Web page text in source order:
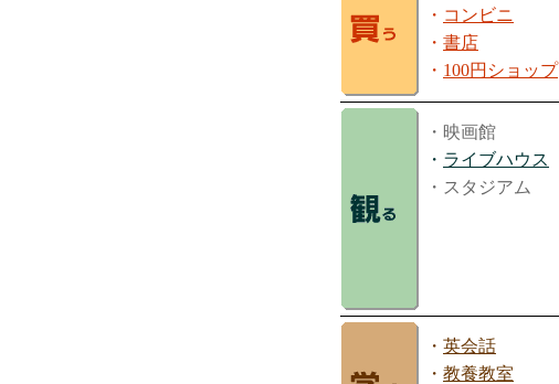
・ コンビニ
・ 書店
・ 100円ショップ
・映画館
・ ライブハウス
・スタジアム
・ 英会話
・ 教養教室